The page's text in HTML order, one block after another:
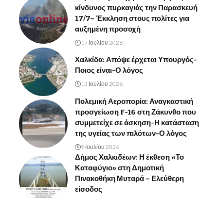
κίνδυνος πυρκαγιάς την Παρασκευή
17/7– Έκκληση στους πολίτες για
αυξημένη προσοχή
17 Ιουλίου 2026
Χαλκίδα: Απόψε έρχεται Υπουργός-
Ποιος είναι-Ο λόγος
13 Ιουλίου 2026
Πολεμική Αεροπορία: Αναγκαστική
προσγείωση F-16 στη Ζάκυνθο που
συμμετείχε σε άσκηση-Η κατάσταση
της υγείας των πιλότων-Ο λόγος
9 Ιουλίου 2026
Δήμος Χαλκιδέων: Η έκθεση «Το
Καταφύγιο» στη Δημοτική
Πινακοθήκη Μυταρά – Ελεύθερη
είσοδος